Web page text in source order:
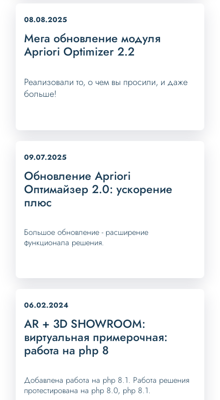
08.08.2025
Мега обновление модуля
Apriori Optimizer 2.2
Реализовали то, о чем вы просили, и даже
больше!
09.07.2025
Обновление Apriori
Оптимайзер 2.0: ускорение
плюс
Большое обновление - расширение
функционала решения.
06.02.2024
AR + 3D SHOWROOM:
виртуальная примерочная:
работа на php 8
Добавлена работа на php 8.1. Работа решения
протестирована на php 8.0, php 8.1.